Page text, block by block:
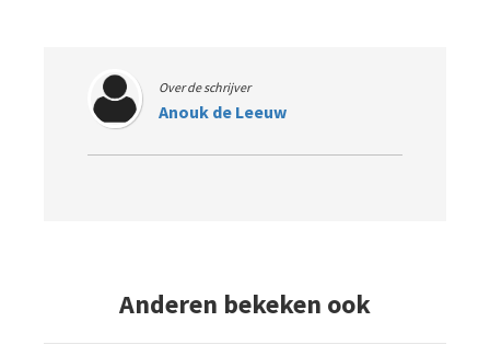
Over de schrijver
Anouk de Leeuw
Anderen bekeken ook